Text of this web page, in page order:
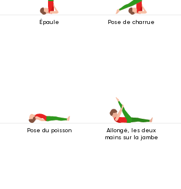
Épaule Pose de charrue
Pose du poisson
Allongé, les deux
mains sur la jambe